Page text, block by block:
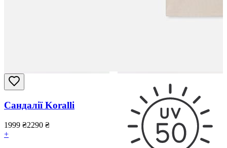
Сандалії Koralli
1999 ₴2290 ₴
+